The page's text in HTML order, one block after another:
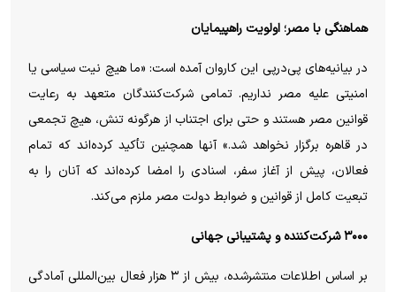
هماهنگی با مصر؛ اولویت راهپیمایان
در بیانیه‌های پی‌درپی این کاروان آمده است: «ما هیچ نیت سیاسی یا
امنیتی علیه مصر نداریم. تمامی شرکت‌کنندگان متعهد به رعایت
قوانین مصر هستند و حتی برای اجتناب از هرگونه تنش، هیچ تجمعی
در قاهره برگزار نخواهد شد.» آنها همچنین تأکید کرده‌اند که تمام
فعالان، پیش از آغاز سفر، اسنادی را امضا کرده‌اند که آنان را به
تبعیت کامل از قوانین و ضوابط دولت مصر ملزم می‌کند.
۳۰۰۰ شرکت‌کننده و پشتیبانی جهانی
بر اساس اطلاعات منتشرشده، بیش از ۳ هزار فعال بین‌المللی آمادگی